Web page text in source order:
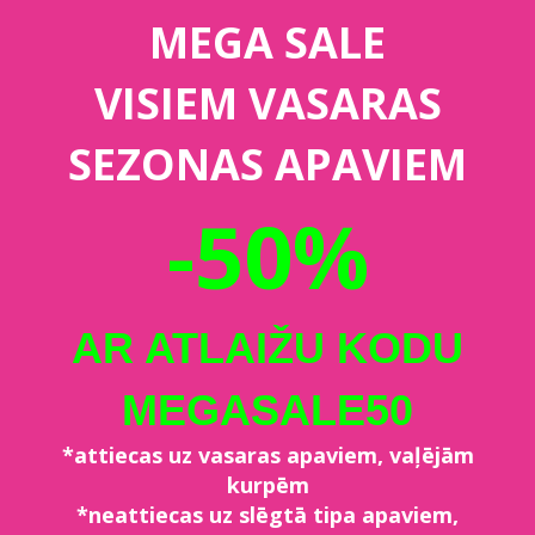
MEGA SALE
VISIEM VASARAS
SEZONAS APAVIEM
-50%
AR ATLAIŽU KODU
MEGASALE50
*attiecas uz vasaras apaviem, vaļējām
kurpēm
*neattiecas uz slēgtā tipa apaviem,